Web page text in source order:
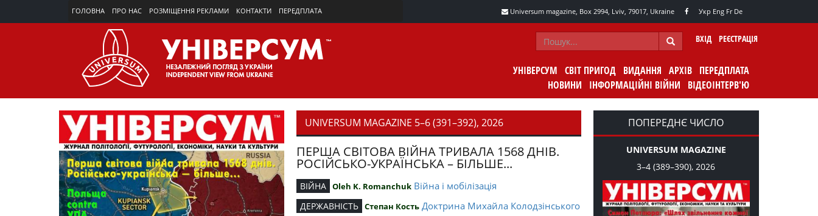
ГОЛОВНА ПРО НАС РОЗМІЩЕННЯ РЕКЛАМИ КОНТАКТИ ПЕРЕДПЛАТА Universum magazine, Box 2994, Lviv, 79017, Ukraine Укр Eng Fr De
ВХІД РЕЄСТРАЦІЯ
УНІВЕРСУМ СВІТ ПРИГОД ВИДАННЯ АРХІВ ПЕРЕДПЛАТА
НОВИНИ
ІНФОРМАЦІЙНІ ВІЙНИ ВІДЕОІНТЕРВ'Ю
UNIVERSUM MAGAZINE 5–6 (391–392), 2026
ПЕРША СВІТОВА ВІЙНА ТРИВАЛА 1568 ДНІВ.
РОСІЙСЬКО-УКРАЇНСЬКА – БІЛЬШЕ...
ВІЙНА Oleh K. Romanchuk Війна і мобілізація
ДЕРЖАВНІСТЬ Степан Кость Доктрина Михайла Колодзінського
ПОПЕРЕДНЄ ЧИСЛО
UNIVERSUM MAGAZINE
3–4 (389–390), 2026